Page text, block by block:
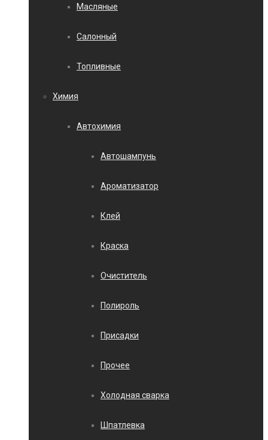
Масляные
Салонный
Топливные
Химия
Автохимия
Автошампунь
Ароматизатор
Клей
Краска
Очиститель
Полироль
Присадки
Прочее
Холодная сварка
Шпатлевка